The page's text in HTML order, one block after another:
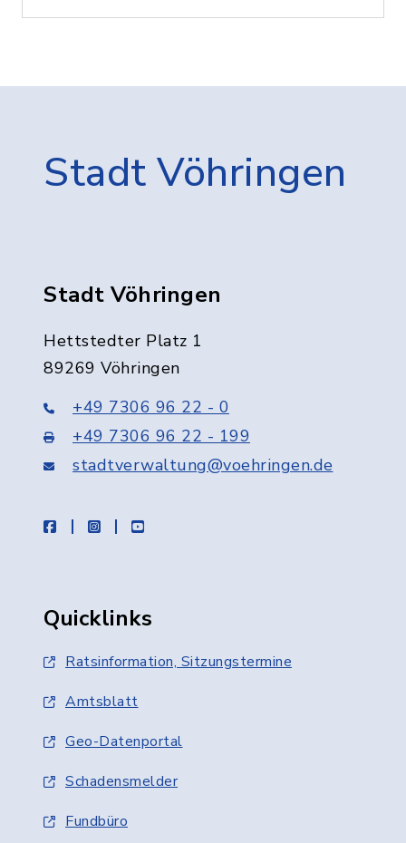
Stadt Vöhringen
Stadt Vöhringen
Hettstedter Platz 1
89269 Vöhringen
+49 7306 96 22 - 0
+49 7306 96 22 - 199
stadtverwaltung@voehringen.de
facebookinstagramyoutube
Quicklinks
Ratsinformation, Sitzungstermine
Amtsblatt
Geo-Datenportal
Schadensmelder
Fundbüro